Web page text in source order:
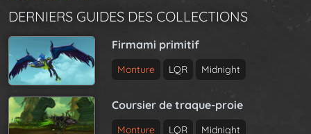
DERNIERS GUIDES DES COLLECTIONS
Firmami primitif
Monture LQR Midnight
Coursier de traque-proie
Monture LQR Midnight